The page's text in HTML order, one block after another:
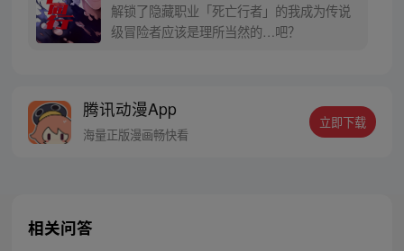
解锁了隐藏职业「死亡行者」的我成为传说
级冒险者应该是理所当然的…吧？
腾讯动漫App
海量正版漫画畅快看
立即下载
相关问答